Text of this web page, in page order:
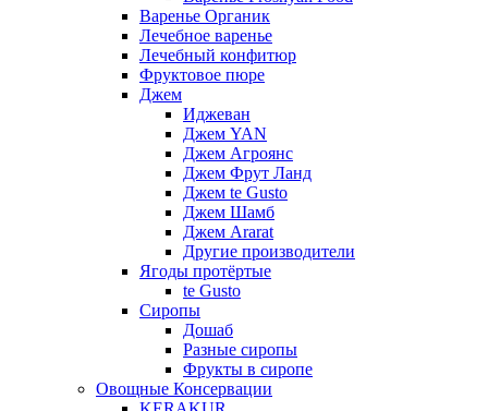
Варенье Органик
Лечебное варенье
Лечебный конфитюр
Фруктовое пюре
Джем
Иджеван
Джем YAN
Джем Агроянс
Джем Фрут Ланд
Джем te Gusto
Джем Шамб
Джем Ararat
Другие производители
Ягоды протёртые
te Gusto
Сиропы
Дошаб
Разные сиропы
Фрукты в сиропе
Овощные Консервации